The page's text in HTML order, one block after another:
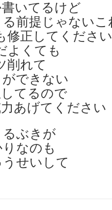
いてるけど
前提じゃないこ
修正してください
よくても
削れて
できない
てるので
あげてください
ぶきが
なのも
せいして